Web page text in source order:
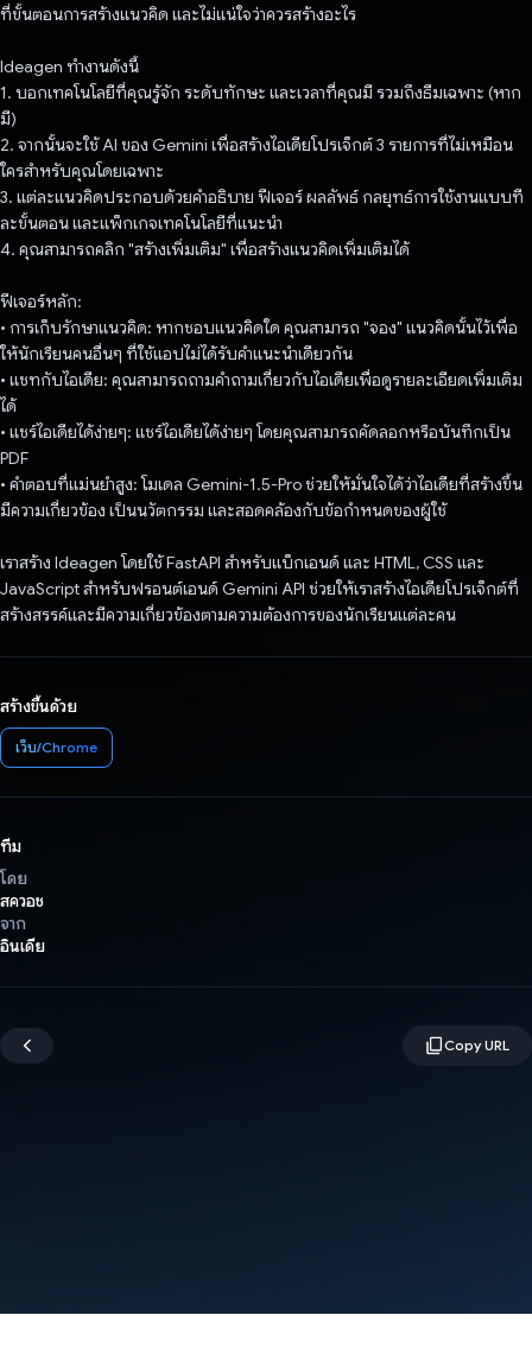
ที่ขั้นตอนการสร้างแนวคิด และไม่แน่ใจว่าควรสร้างอะไร
Ideagen ทำงานดังนี้
1. บอกเทคโนโลยีที่คุณรู้จัก ระดับทักษะ และเวลาที่คุณมี รวมถึงธีมเฉพาะ (หาก
มี)
2. จากนั้นจะใช้ AI ของ Gemini เพื่อสร้างไอเดียโปรเจ็กต์ 3 รายการที่ไม่เหมือน
ใครสำหรับคุณโดยเฉพาะ
3. แต่ละแนวคิดประกอบด้วยคําอธิบาย ฟีเจอร์ ผลลัพธ์ กลยุทธ์การใช้งานแบบที
ละขั้นตอน และแพ็กเกจเทคโนโลยีที่แนะนํา
4. คุณสามารถคลิก "สร้างเพิ่มเติม" เพื่อสร้างแนวคิดเพิ่มเติมได้
ฟีเจอร์หลัก:
• การเก็บรักษาแนวคิด: หากชอบแนวคิดใด คุณสามารถ "จอง" แนวคิดนั้นไว้เพื่อ
ให้นักเรียนคนอื่นๆ ที่ใช้แอปไม่ได้รับคำแนะนำเดียวกัน
• แชทกับไอเดีย: คุณสามารถถามคำถามเกี่ยวกับไอเดียเพื่อดูรายละเอียดเพิ่มเติม
ได้
• แชร์ไอเดียได้ง่ายๆ: แชร์ไอเดียได้ง่ายๆ โดยคุณสามารถคัดลอกหรือบันทึกเป็น
PDF
• คำตอบที่แม่นยำสูง: โมเดล Gemini-1.5-Pro ช่วยให้มั่นใจได้ว่าไอเดียที่สร้างขึ้น
มีความเกี่ยวข้อง เป็นนวัตกรรม และสอดคล้องกับข้อกำหนดของผู้ใช้
เราสร้าง Ideagen โดยใช้ FastAPI สำหรับแบ็กเอนด์ และ HTML, CSS และ
JavaScript สำหรับฟรอนต์เอนด์ Gemini API ช่วยให้เราสร้างไอเดียโปรเจ็กต์ที่
สร้างสรรค์และมีความเกี่ยวข้องตามความต้องการของนักเรียนแต่ละคน
สร้างขึ้นด้วย
เว็บ/Chrome
ทีม
โดย
สควอช
จาก
อินเดีย